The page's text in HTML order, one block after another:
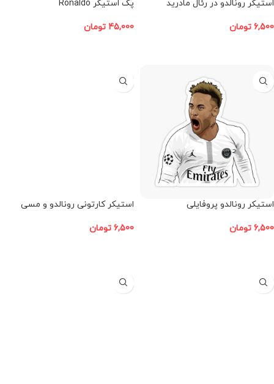
استیکر رونالدو در رئال مادرید
6,500 تومان
پک استیکر Ronaldo
45,000 تومان
استیکر رونالدو پروفایلی
6,500 تومان
استیکر کارتونی رونالدو و مسی
6,500 تومان